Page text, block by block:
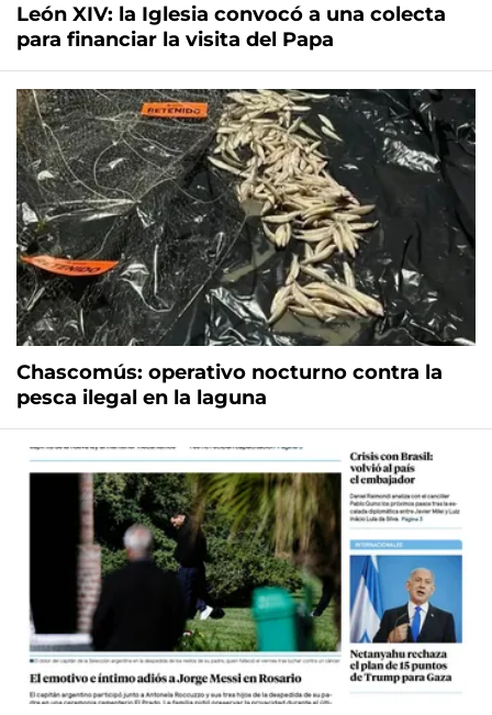
León XIV: la Iglesia convocó a una colecta
para financiar la visita del Papa
Chascomús: operativo nocturno contra la
pesca ilegal en la laguna